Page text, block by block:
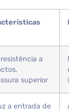
a
superior
a entrada de